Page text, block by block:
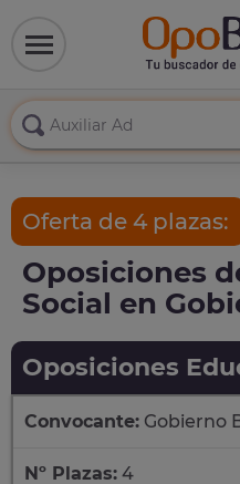
Oferta de 4 plazas:
Oposiciones
Social en
Oposiciones
Convocante: Gobierno
Nº Plazas: 4